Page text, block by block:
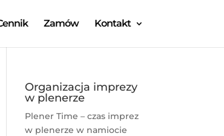
Zamów Kontakt
Organizacja imprezy
w plenerze
Plener Time – czas imprez
w plenerze w namiocie